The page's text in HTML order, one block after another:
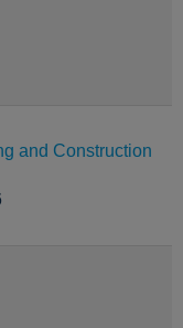
and Construction